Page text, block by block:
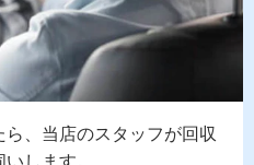
、当店のスタッフが回収
します。